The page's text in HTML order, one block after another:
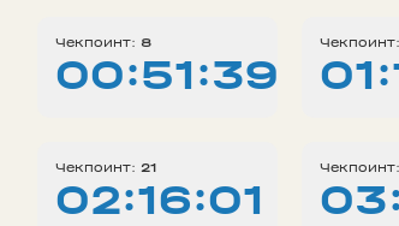
Чекпоинт: 8
00:51:39
Чекпоинт:
Чекпоинт: 21
02:16:01
Чекпоинт: